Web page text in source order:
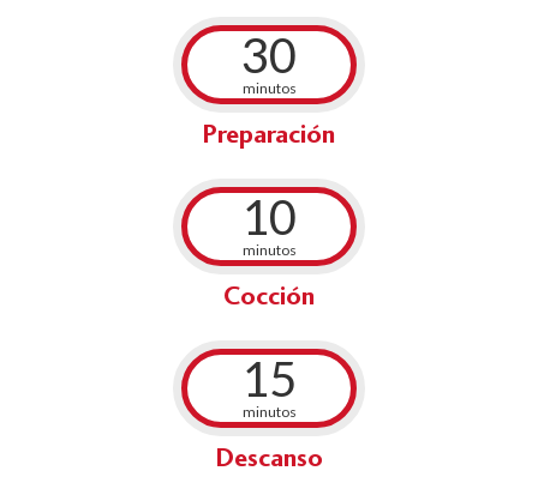
30
minutos
Preparación
10
minutos
Cocción
15
minutos
Descanso